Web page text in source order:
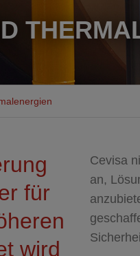
Schweisskantenformer
für
wird
Cevisa
an,